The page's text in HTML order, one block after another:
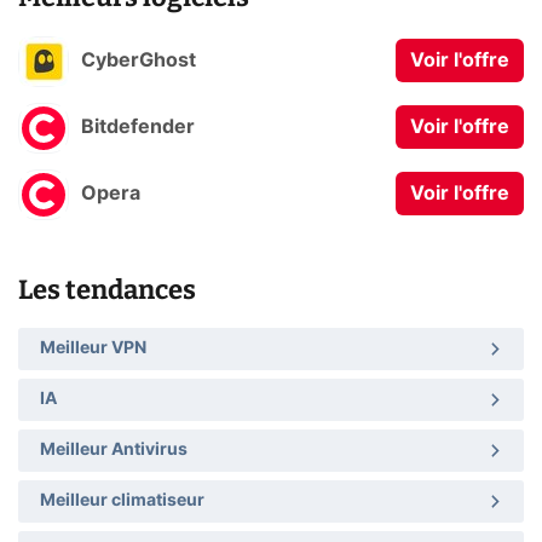
CyberGhost Voir l'offre
Bitdefender Voir l'offre
Opera Voir l'offre
Les tendances
Meilleur VPN
IA
Meilleur Antivirus
Meilleur climatiseur